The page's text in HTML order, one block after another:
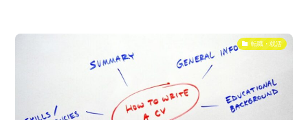
転職・就活